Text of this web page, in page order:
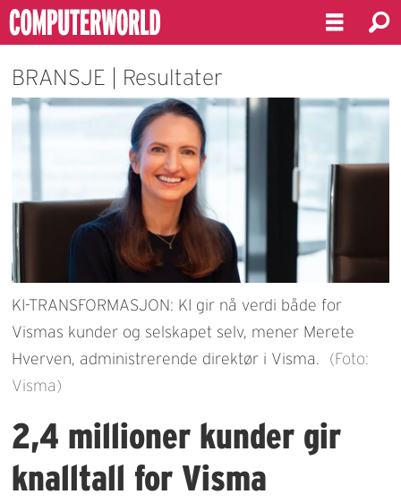
BRANSJE | Resultater
KI-TRANSFORMASJON: KI gir nå verdi både for
Vismas kunder og selskapet selv, mener Merete
Hverven, administrerende direktør i Visma.
(Foto:
Visma)
2,4 millioner kunder gir
knalltall for Visma